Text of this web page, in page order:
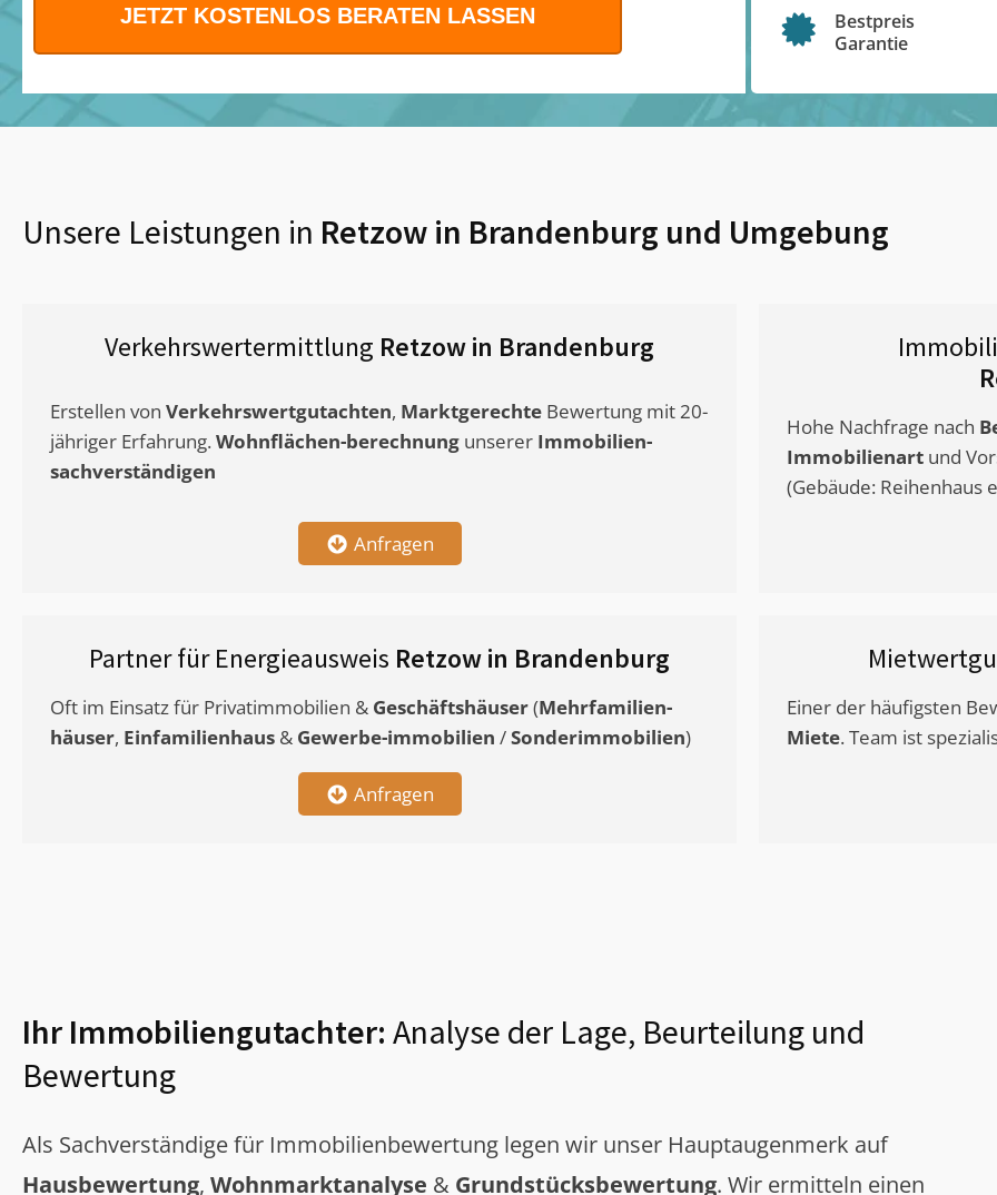
Bestpreis
Garantie
Unsere Leistungen in Retzow in Brandenburg und Umgebung
Verkehrswertermittlung Retzow in Brandenburg
Erstellen von Verkehrswertgutachten, Marktgerechte Bewertung mit 20-
jähriger Erfahrung. Wohnflächen-berechnung unserer Immobilien-
sachverständigen
Anfragen
Hohe Nachfrage nach
Immobilienart und
(Gebäude: Reihenhaus
Partner für Energieausweis Retzow in Brandenburg
Oft im Einsatz für Privatimmobilien & Geschäftshäuser(Mehrfamilien-
häuser, Einfamilienhaus & Gewerbe-immobilien /Sonderimmobilien)
Anfragen
Einer der häufigsten
Miete. Team ist
Ihr Immobiliengutachter: Analyse der Lage, Beurteilung und
Bewertung
Als Sachverständige für Immobilienbewertung legen wir unser Hauptaugenmerk auf
Hausbewertung, Wohnmarktanalyse & Grundstücksbewertung. Wir ermitteln einen